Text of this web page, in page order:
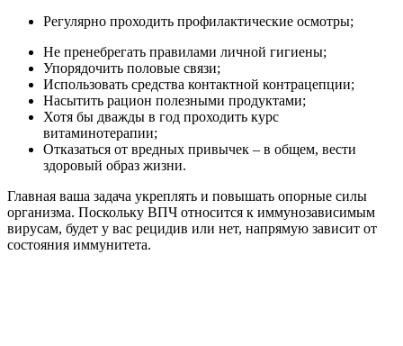
Регулярно проходить профилактические осмотры;
Не пренебрегать правилами личной гигиены;
Упорядочить половые связи;
Использовать средства контактной контрацепции;
Насытить рацион полезными продуктами;
Хотя бы дважды в год проходить курс
витаминотерапии;
Отказаться от вредных привычек – в общем, вести
здоровый образ жизни.
Главная ваша задача укреплять и повышать опорные силы
организма. Поскольку ВПЧ относится к иммунозависимым
вирусам, будет у вас рецидив или нет, напрямую зависит от
состояния иммунитета.